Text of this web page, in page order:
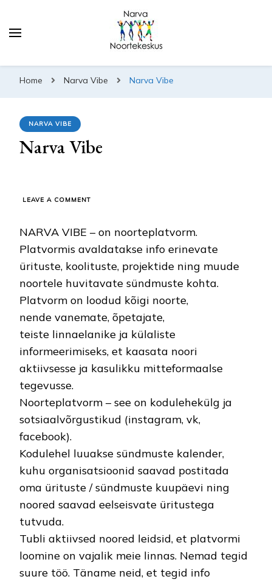
Home Narva Vibe Narva Vibe
NARVA VIBE
Narva Vibe
LEAVE A COMMENT
NARVA VIBE – on noorteplatvorm.
Platvormis avaldatakse info erinevate
ürituste, koolituste, projektide ning muude
noortele huvitavate sündmuste kohta.
Platvorm on loodud kõigi noorte,
nende vanemate, õpetajate,
teiste linnaelanike ja külaliste
informeerimiseks, et kaasata noori
aktiivsesse ja kasulikku mitteformaalse
tegevusse.
Noorteplatvorm – see on kodulehekülg ja
sotsiaalvõrgustikud (instagram, vk,
facebook).
Kodulehel luuakse sündmuste kalender,
kuhu organisatsioonid saavad postitada
oma ürituste / sündmuste kuupäevi ning
noored saavad eelseisvate üritustega
tutvuda.
Tubli aktiivsed noored leidsid, et platvormi
loomine on vajalik meie linnas. Nemad tegid
suure töö. Täname neid, et tegid info